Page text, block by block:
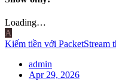
Loading…
A
Kiếm tiền với PacketStream
admin
Apr 29, 2026